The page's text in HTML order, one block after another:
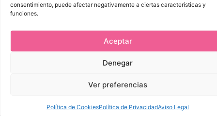
consentimiento, puede afectar negativamente a ciertas características y
funciones.
Aceptar
Denegar
Ver preferencias
Política de CookiesPolítica de PrivacidadAviso Legal